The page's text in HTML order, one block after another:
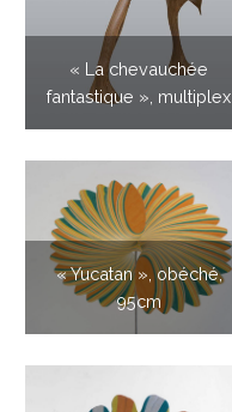
« La chevauchée
fantastique », multiplex
« Yucatan », obéché,
95cm